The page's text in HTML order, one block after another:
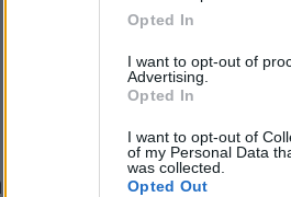
Opted In
I want to opt-out of
Advertising.
Opted In
I want to opt-out of
of my Personal Data
was collected.
Opted Out
κίνηση του Νίκου